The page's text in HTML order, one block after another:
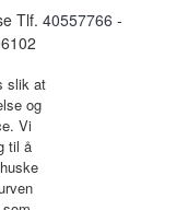
Tlf. 40557766 -
slik at
og
Vi
til å